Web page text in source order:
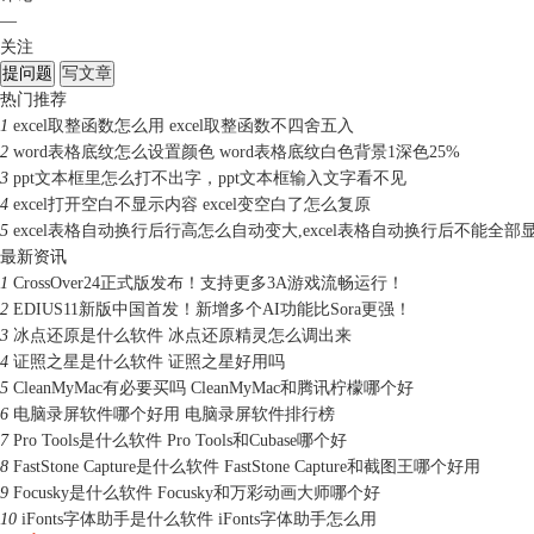
—
关注
提问题 写文章
热门推荐
1 excel取整函数怎么用 excel取整函数不四舍五入
2 word表格底纹怎么设置颜色 word表格底纹白色背景1深色25%
3 ppt文本框里怎么打不出字，ppt文本框输入文字看不见
4 excel打开空白不显示内容 excel变空白了怎么复原
5 excel表格自动换行后行高怎么自动变大,excel表格自动换行后不能全部
最新资讯
1 CrossOver24正式版发布！支持更多3A游戏流畅运行！
2 EDIUS11新版中国首发！新增多个AI功能比Sora更强！
3 冰点还原是什么软件 冰点还原精灵怎么调出来
4 证照之星是什么软件 证照之星好用吗
5 CleanMyMac有必要买吗 CleanMyMac和腾讯柠檬哪个好
6 电脑录屏软件哪个好用 电脑录屏软件排行榜
7 Pro Tools是什么软件 Pro Tools和Cubase哪个好
8 FastStone Capture是什么软件 FastStone Capture和截图王哪个好用
9 Focusky是什么软件 Focusky和万彩动画大师哪个好
10 iFonts字体助手是什么软件 iFonts字体助手怎么用